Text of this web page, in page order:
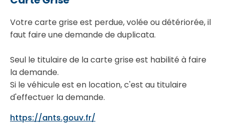
Votre carte grise est perdue, volée ou détériorée, il
faut faire une demande de duplicata.
Seul le titulaire de la carte grise est habilité à faire
la demande.
Si le véhicule est en location, c'est au titulaire
d'effectuer la demande.
https://ants.gouv.fr/